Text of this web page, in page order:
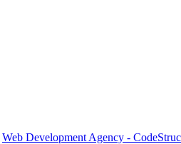
Web Development Agency -